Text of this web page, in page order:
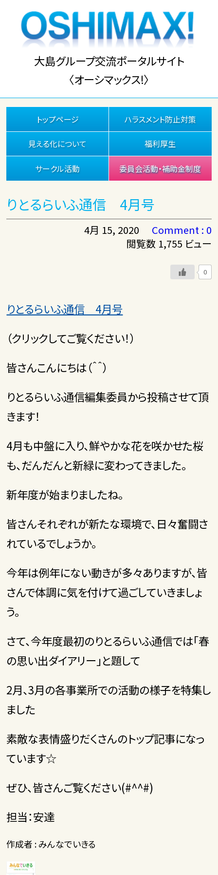
大島グループ交流ポータルサイト
〈オーシマックス!〉
トップページ ハラスメント防止対策
見える化について 福利厚生
サークル活動 委員会活動・補助金制度
りとるらいふ通信 4月号
4月 15, 2020
Comment : 0
閲覧数 1,755 ビュー
0
りとるらいふ通信 4月号
（クリックしてご覧ください！）
皆さんこんにちは（＾＾）
りとるらいふ通信編集委員から投稿させて頂
きます！
4月も中盤に入り、鮮やかな花を咲かせた桜
も、だんだんと新緑に変わってきました。
新年度が始まりましたね。
皆さんそれぞれが新たな環境で、日々奮闘さ
れているでしょうか。
今年は例年にない動きが多々ありますが、皆
さんで体調に気を付けて過ごしていきましょ
う。
さて、今年度最初のりとるらいふ通信では「春
の思い出ダイアリー」と題して
2月、3月の各事業所での活動の様子を特集し
ました
素敵な表情盛りだくさんのトップ記事になっ
ています☆
ぜひ、皆さんご覧ください(#^^#)
担当：安達
作成者 : みんなでいきる